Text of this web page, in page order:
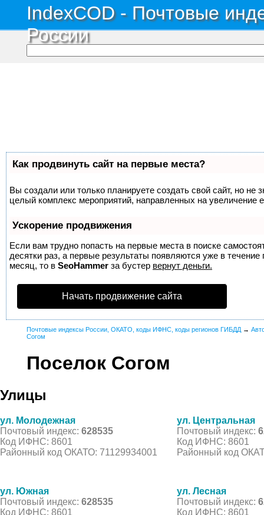
IndexCOD - Почтовые
России
Как продвинуть сайт на первые места?
Вы создали или только планируете создать свой сайт, но не
целый комплекс мероприятий, направленных на увеличение
Ускорение продвижения
Если вам трудно попасть на первые места в поиске
десятки раз, а первые результаты появляются уже в
месяц, то в SeoHammer за бустер вернут деньги.
Начать продвижение сайта
Почтовые индексы России, ОКАТО, коды ИФНС, коды регионов ГИБДД →
Согом
Поселок Согом
Улицы
ул. Молодежная
Почтовый индекс: 628535
Код ИФНС: 8601
Районный код ОКАТО: 71129934001
ул. Центральная
Почтовый индекс:
Код ИФНС: 8601
Районный код
ул. Южная
Почтовый индекс: 628535
Код ИФНС: 8601
ул. Лесная
Почтовый индекс:
Код ИФНС: 8601